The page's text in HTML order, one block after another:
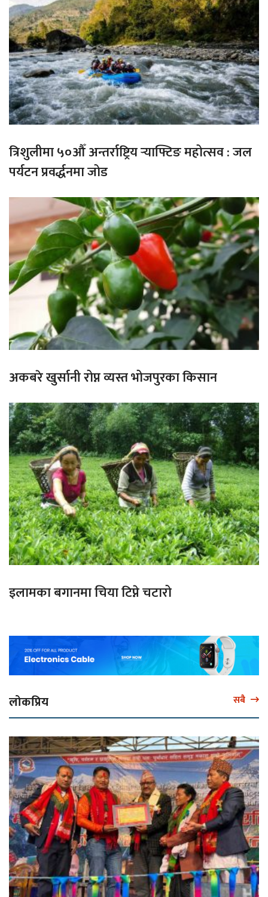
त्रिशुलीमा ५०औँ अन्तर्राष्ट्रिय र्‍याफ्टिङ महोत्सव : जल
पर्यटन प्रवर्द्धनमा जोड
अकबरे खुर्सानी रोप्न व्यस्त भोजपुरका किसान
इलामका बगानमा चिया टिप्ने चटारो
लोकप्रिय सबै